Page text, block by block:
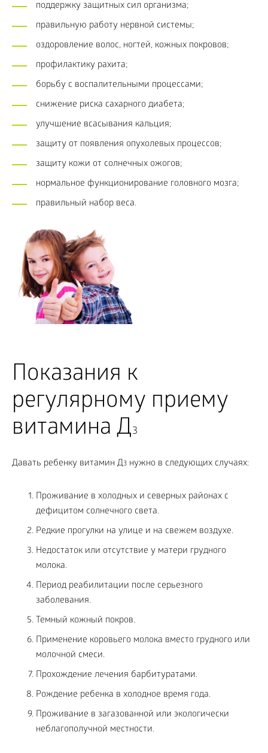
поддержку защитных сил организма;
правильную работу нервной системы;
оздоровление волос, ногтей, кожных покровов;
профилактику рахита;
борьбу с воспалительными процессами;
снижение риска сахарного диабета;
улучшение всасывания кальция;
защиту от появления опухолевых процессов;
защиту кожи от солнечных ожогов;
нормальное функционирование головного мозга;
правильный набор веса.
Показания к
регулярному приему
витамина Д3
Давать ребенку витамин Д3 нужно в следующих случаях:
Проживание в холодных и северных районах с
дефицитом солнечного света.
Редкие прогулки на улице и на свежем воздухе.
Недостаток или отсутствие у матери грудного
молока.
Период реабилитации после серьезного
заболевания.
Темный кожный покров.
Применение коровьего молока вместо грудного или
молочной смеси.
Прохождение лечения барбитуратами.
Рождение ребенка в холодное время года.
Проживание в загазованной или экологически
неблагополучной местности.